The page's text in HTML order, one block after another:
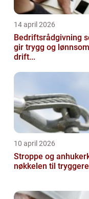
14 april 2026
Bedriftsrådgivning
gir trygg og lønnsom
drift...
10 april 2026
Stroppe og
nøkkelen til